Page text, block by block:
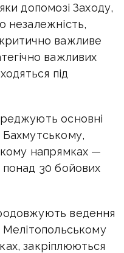
допомозі Заходу,
незалежність,
важливе
важливих
під
основні
напрямках —
понад 30 бойових
ведення
Мелітопольському
закріплюються